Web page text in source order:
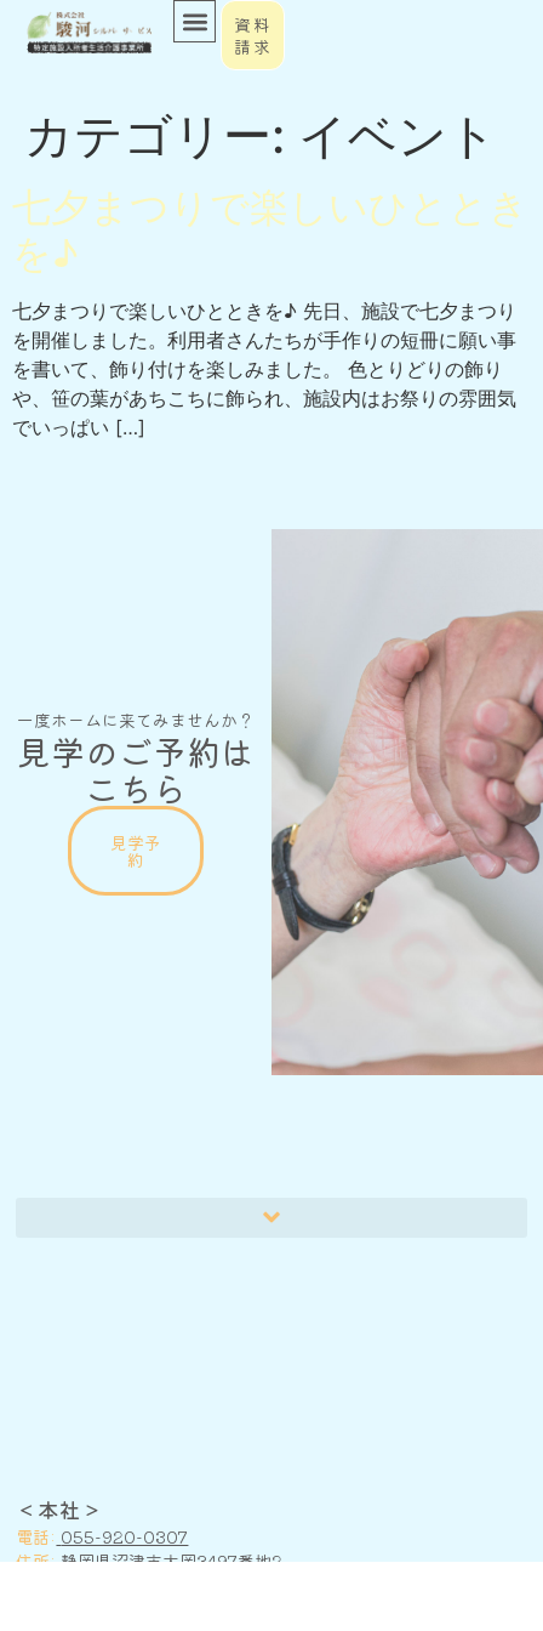
資料
請求
カテゴリー: イベント
七夕まつりで楽しいひととき
を♪
七夕まつりで楽しいひとときを♪ 先日、施設で七夕まつり
を開催しました。利用者さんたちが手作りの短冊に願い事
を書いて、飾り付けを楽しみました。 色とりどりの飾り
や、笹の葉があちこちに飾られ、施設内はお祭りの雰囲気
でいっぱい […]
一度ホームに来てみませんか？
見学のご予約は
こちら
見学予
約
＜本社＞
電話: 055-920-0307
住所:静岡県沼津市大岡3497番地2